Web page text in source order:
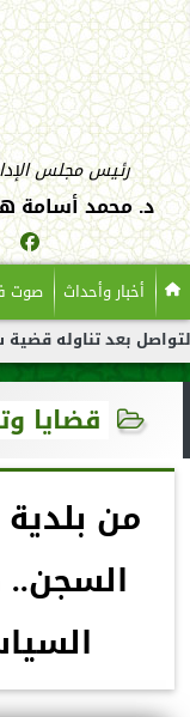
رئيس مجلس
د. محمد أسامة
أخبار وأحداث صوت
تناوله قضية سجين
قضايا
من